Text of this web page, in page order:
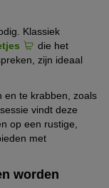
Klassiek
die het
zijn ideaal
en te krabben, zoals
vindt deze
op een rustige,
met
worden